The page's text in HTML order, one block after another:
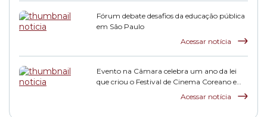
Fórum debate desafios da educação pública
em São Paulo
Acessar notícia
Evento na Câmara celebra um ano da lei
que criou o Festival de Cinema Coreano em
Acessar notícia